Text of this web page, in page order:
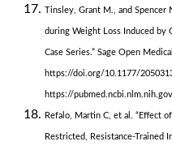
Tinsley, Grant M., and Spencer
during Weight Loss Induced by
Case Series.” Sage Open
https://doi.org/10.1177/
https://
Refalo, Martin C, et al. “Effect
Restricted, Resistance-Trained